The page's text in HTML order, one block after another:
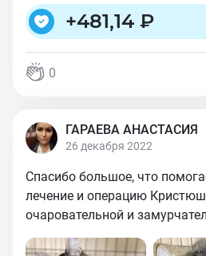
+481,14 ₽
0
ГАРАЕВА АНАСТАСИЯ
26 декабря 2022
Спасибо большое, что
лечение и операцию
очаровательной и